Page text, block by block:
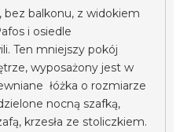
bez balkonu, z widokiem
i osiedle
Ten mniejszy pokój
wyposażony jest w
łóżka o rozmiarze
nocną szafką,
krzesła ze stoliczkiem.